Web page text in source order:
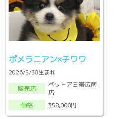
ポメラニアン×チワワ
2026/5/30生まれ
販売店
ペットアミ帯広南
店
価格
358,000円